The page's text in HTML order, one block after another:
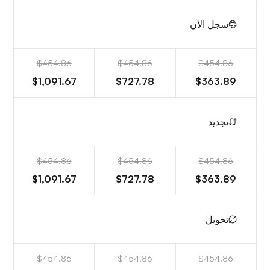
سجل الآن
$454.86
$363.89
$454.86
$727.78
$454.86
$1,091.67
تجديد
$454.86
$363.89
$454.86
$727.78
$454.86
$1,091.67
تحويل
$454.86
$454.86
$454.86